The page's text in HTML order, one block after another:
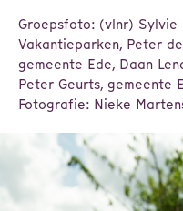
Groepsfoto: (vlnr)
Vakantieparken, Peter
gemeente Ede, Daan
Peter Geurts, gemeente
Fotografie: Nieke